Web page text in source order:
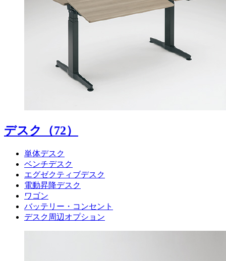
デスク （72）
単体デスク
ベンチデスク
エグゼクティブデスク
電動昇降デスク
ワゴン
バッテリー・コンセント
デスク周辺オプション